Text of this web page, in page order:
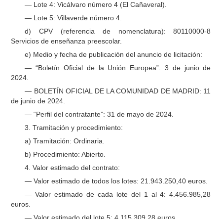
— Lote 4: Vicálvaro número 4 (El Cañaveral).
— Lote 5: Villaverde número 4.
d) CPV (referencia de nomenclatura): 80110000-8
Servicios de enseñanza preescolar.
e) Medio y fecha de publicación del anuncio de licitación:
— “Boletín Oficial de la Unión Europea”: 3 de junio de
2024.
— BOLETÍN OFICIAL DE LA COMUNIDAD DE MADRID: 11
de junio de 2024.
— “Perfil del contratante”: 31 de mayo de 2024.
3. Tramitación y procedimiento:
a) Tramitación: Ordinaria.
b) Procedimiento: Abierto.
4. Valor estimado del contrato:
— Valor estimado de todos los lotes: 21.943.250,40 euros.
— Valor estimado de cada lote del 1 al 4: 4.456.985,28
euros.